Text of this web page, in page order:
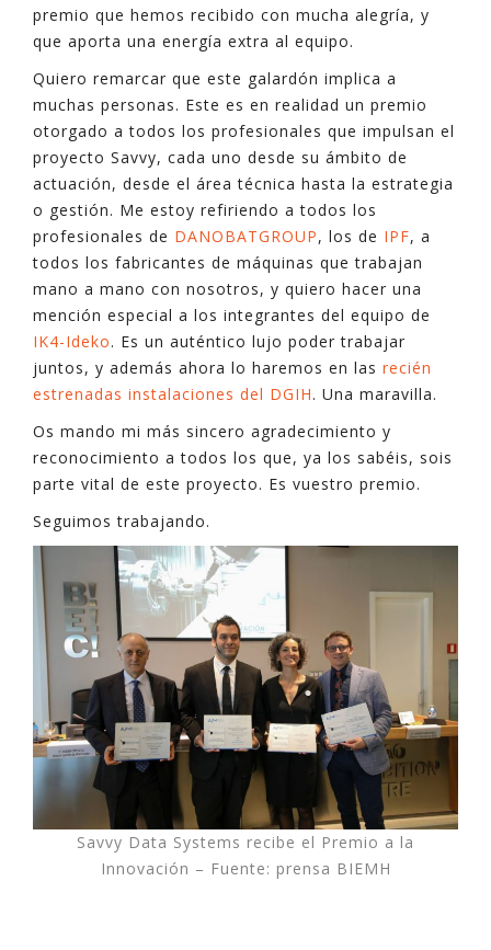
premio que hemos recibido con mucha alegría, y
que aporta una energía extra al equipo.
Quiero remarcar que este galardón implica a
muchas personas. Este es en realidad un premio
otorgado a todos los profesionales que impulsan el
proyecto Savvy, cada uno desde su ámbito de
actuación, desde el área técnica hasta la estrategia
o gestión. Me estoy refiriendo a todos los
profesionales de DANOBATGROUP, los de IPF, a
todos los fabricantes de máquinas que trabajan
mano a mano con nosotros, y quiero hacer una
mención especial a los integrantes del equipo de
IK4-Ideko. Es un auténtico lujo poder trabajar
juntos, y además ahora lo haremos en las recién
estrenadas instalaciones del DGIH. Una maravilla.
Os mando mi más sincero agradecimiento y
reconocimiento a todos los que, ya los sabéis, sois
parte vital de este proyecto. Es vuestro premio.
Seguimos trabajando.
Savvy Data Systems recibe el Premio a la
Innovación – Fuente: prensa BIEMH